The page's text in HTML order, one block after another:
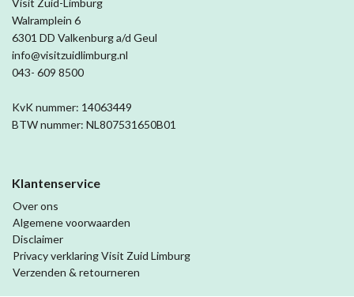
Walramplein 6
6301 DD Valkenburg a/d Geul
info@visitzuidlimburg.nl
043- 609 8500
KvK nummer: 14063449
BTW nummer: NL807531650B01
Klantenservice
Over ons
Algemene voorwaarden
Disclaimer
Privacy verklaring Visit Zuid Limburg
Verzenden & retourneren